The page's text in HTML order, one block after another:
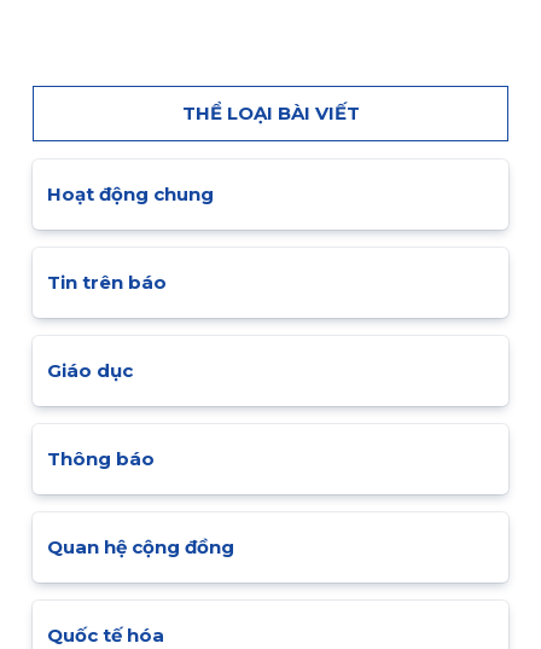
THỂ LOẠI BÀI VIẾT
Hoạt động chung
Tin trên báo
Giáo dục
Thông báo
Quan hệ cộng đồng
Quốc tế hóa